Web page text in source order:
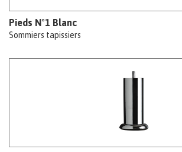
Pieds N°1 Blanc
Sommiers tapissiers